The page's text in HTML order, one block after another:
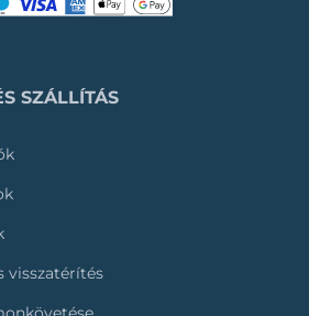
SZÁLLÍTÁS
visszatérítés